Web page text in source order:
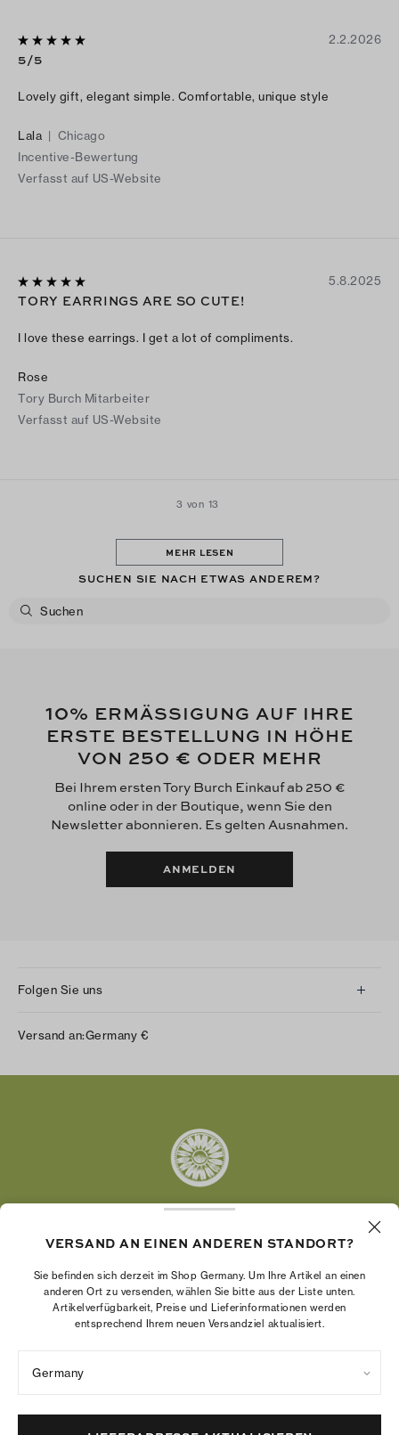
2.2.2026
5/5
Lovely gift, elegant simple. Comfortable, unique style
Lala | Chicago
Incentive-Bewertung
Verfasst auf US-Website
5.8.2025
TORY EARRINGS ARE SO CUTE!
I love these earrings. I get a lot of compliments.
Rose
Tory Burch Mitarbeiter
Verfasst auf US-Website
3 von 13
MEHR LESEN
SUCHEN SIE NACH ETWAS ANDEREM?
10% ERMÄSSIGUNG AUF IHRE
ERSTE BESTELLUNG IN HÖHE
VON 250 € ODER MEHR
Bei Ihrem ersten Tory Burch Einkauf ab 250 €
online oder in der Boutique, wenn Sie den
Newsletter abonnieren. Es gelten Ausnahmen.
ANMELDEN
Folgen Sie uns
Twitter
Versand an:Germany €
Die Tory Burch Foundation stärkt die
Unternehmerinnen dabei unterstützt, ein starkes
und beständiges Unternehmen aufzubauen.
Cookies-Einstellungen
Impressum Sitemap
VERSAND AN EINEN ANDEREN STANDORT?
Sie befinden sich derzeit im Shop Germany. Um Ihre Artikel an einen
anderen Ort zu versenden, wählen Sie bitte aus der Liste unten.
Artikelverfügbarkeit, Preise und Lieferinformationen werden
entsprechend Ihrem neuen Versandziel aktualisiert.
Germany